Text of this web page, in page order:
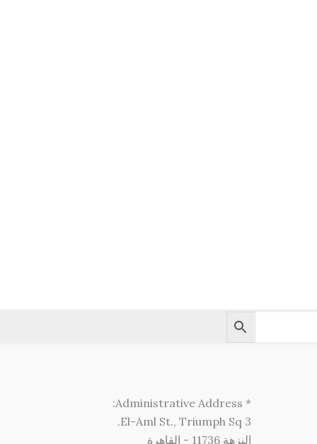
* Administrative Address:
3 El-Aml St., Triumph Sq.
النزهة 11736 - القاهرة